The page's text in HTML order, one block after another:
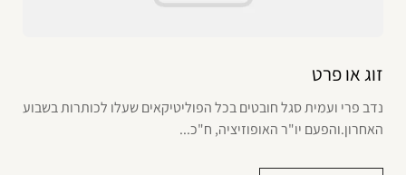
זוג או פרט
נדב פרי ועמית סגל חובטים בכל הפוליטיקאים שעלו לכותרות בשבוע
האחרון.והפעם יו"ר האופוזיציה, ח"כ...